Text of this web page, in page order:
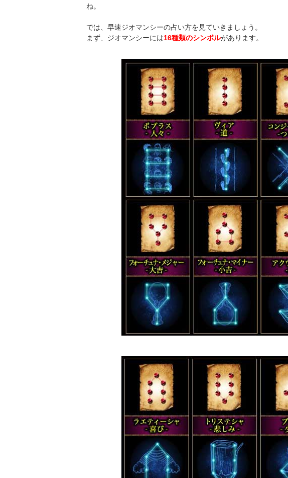
ね。
では、早速ジオマンシーの占い方を見ていきましょう。
まず、ジオマンシーには16種類のシンボルがあります。